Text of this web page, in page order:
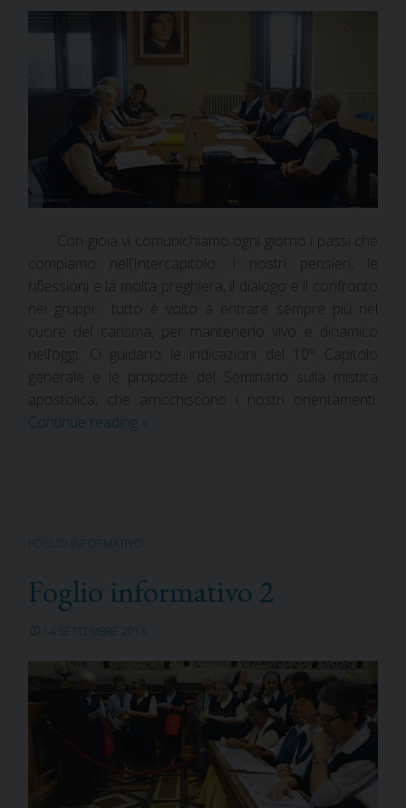
Con gioia vi comunichiamo ogni giorno i passi che
compiamo nell’Intercapitolo. I nostri pensieri, le
riflessioni e la molta preghiera, il dialogo e il confronto
nei gruppi… tutto è volto a entrare sempre più nel
cuore del carisma, per mantenerlo vivo e dinamico
nell’oggi. Ci guidano le indicazioni del 10° Capitolo
generale e le proposte del Seminario sulla mistica
apostolica, che arricchiscono i nostri orientamenti.
Continue reading »
FOGLIO INFORMATIVO
Foglio informativo 2
14 SETTEMBRE 2016